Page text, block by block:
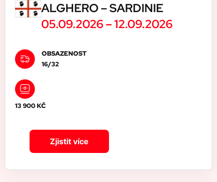
ALGHERO – SARDINIE
05.09.2026 –12.09.2026
OBSAZENOST
16/32
13 900 KČ
Zjistit více